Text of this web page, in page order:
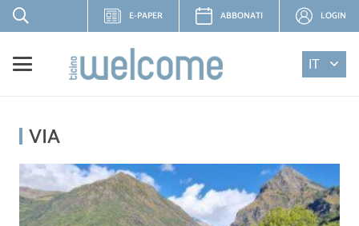
E-PAPER ABBONATI LOGIN
IT
VIA